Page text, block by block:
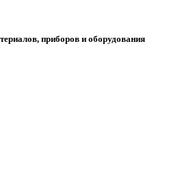
приборов и оборудования